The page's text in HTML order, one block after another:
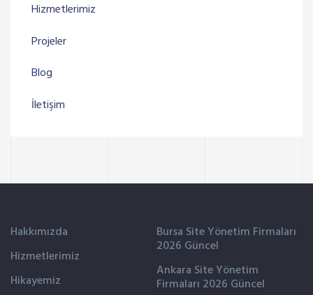
Hizmetlerimiz
Projeler
Blog
İletişim
Hakkımızda
Hizmetlerimiz
Hikayemiz
Bursa Site Yönetim Firmaları
2026 Güncel
Ankara Site Yönetim
Firmaları 2026 Güncel